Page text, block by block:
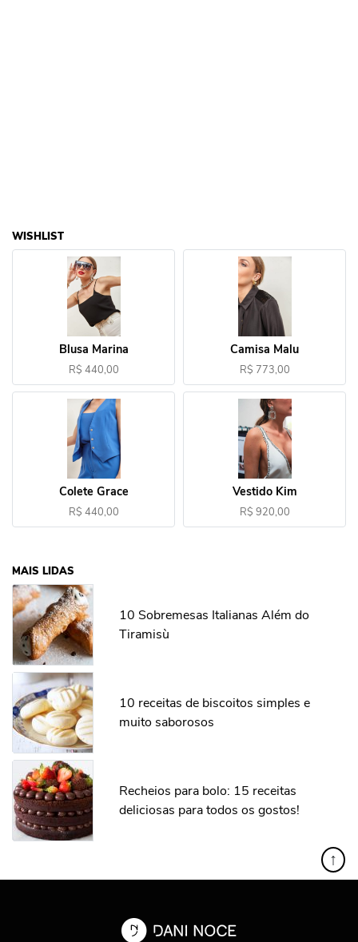
WISHLIST
Blusa Marina
R$ 440,00
Camisa Malu
R$ 773,00
Colete Grace
R$ 440,00
Vestido Kim
R$ 920,00
MAIS LIDAS
10 Sobremesas Italianas Além do
Tiramisù
10 receitas de biscoitos simples e
muito saborosos
Recheios para bolo: 15 receitas
deliciosas para todos os gostos!
↑